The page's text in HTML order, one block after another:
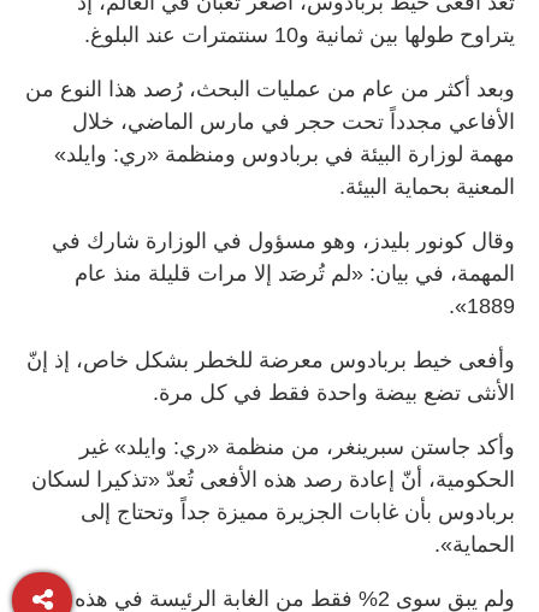
يتراوح طولها بين ثمانية و10 سنتمترات عند البلوغ.
وبعد أكثر من عام من عمليات البحث، رُصد هذا النوع من
الأفاعي مجدداً تحت حجر في مارس الماضي، خلال
مهمة لوزارة البيئة في بربادوس ومنظمة «ري: وايلد»
المعنية بحماية البيئة.
وقال كونور بليدز، وهو مسؤول في الوزارة شارك في
المهمة، في بيان: «لم تُرصَد إلا مرات قليلة منذ عام
1889».
وأفعى خيط بربادوس معرضة للخطر بشكل خاص، إذ إنّ
الأنثى تضع بيضة واحدة فقط في كل مرة.
وأكد جاستن سبرينغر، من منظمة «ري: وايلد» غير
الحكومية، أنّ إعادة رصد هذه الأفعى تُعدّ «تذكيرا لسكان
بربادوس بأن غابات الجزيرة مميزة جداً وتحتاج إلى
الحماية».
ولم يبق سوى 2% فقط من الغابة الرئيسة في هذه